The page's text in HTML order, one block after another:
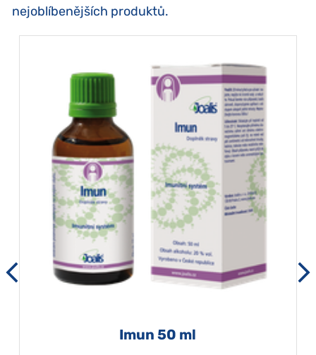
nejoblíbenějších produktů.
Imun 50 ml